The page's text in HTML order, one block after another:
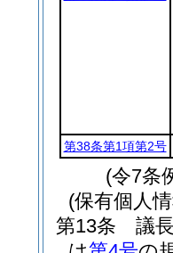
第38条第1項第2号
(令7条
(保有個人
第13条
議